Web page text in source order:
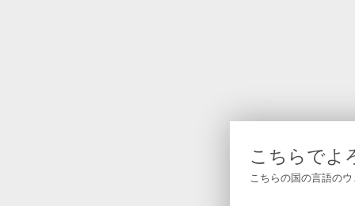
こちらでよ
こちらの国の言語の